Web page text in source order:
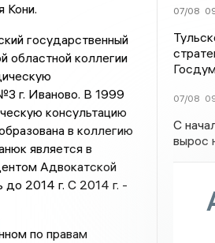
Кони.
государственный
областной коллегии
г. Иваново. В 1999
консультацию
в коллегию
является в
Адвокатской
до 2014 г. С 2014 г. -
по правам
07/08
07/08
С
вырос